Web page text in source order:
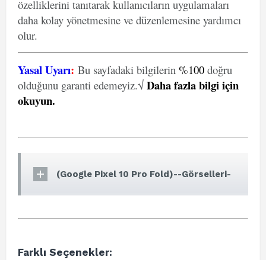
özelliklerini tanıtarak kullanıcıların uygulamaları
daha kolay yönetmesine ve düzenlemesine yardımcı
olur.
Yasal Uyarı: Bu sayfadaki bilgilerin %100 doğru
olduğunu garanti edemeyiz.√ Daha fazla bilgi için
okuyun.
(Google Pixel 10 Pro Fold)--Görselleri-
Farklı Seçenekler: